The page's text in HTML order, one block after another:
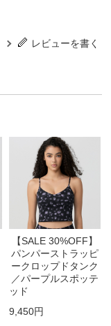
レビューを書く
【SALE 30%OFF】
パンパーストラッピ
ークロップドタンク
／パープルスポッテ
ッド
9,450円